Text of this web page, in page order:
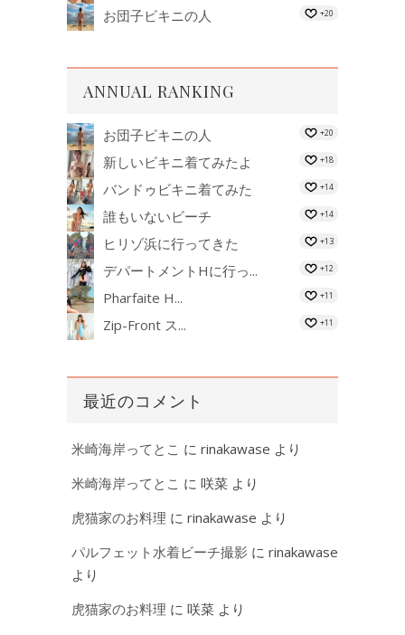
お団子ビキニの人 +20
ANNUAL RANKING
お団子ビキニの人 +20
新しいビキニ着てみたよ +18
バンドゥビキニ着てみた +14
誰もいないビーチ +14
ヒリゾ浜に行ってきた +13
デパートメントHに行っ... +12
Pharfaite H... +11
Zip-Front ス... +11
最近のコメント
米崎海岸ってとこ に rinakawase より
米崎海岸ってとこ に 咲菜 より
虎猫家のお料理 に rinakawase より
パルフェット水着ビーチ撮影 に rinakawase
より
虎猫家のお料理 に 咲菜 より